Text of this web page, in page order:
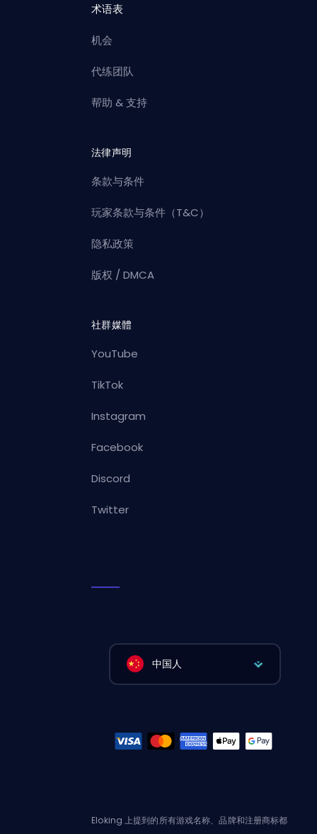
术语表
机会
代练团队
帮助 & 支持
法律声明
条款与条件
玩家条款与条件（T&C）
隐私政策
版权 / DMCA
社群媒體
YouTube
TikTok
Instagram
Facebook
Discord
Twitter
中国人
Eloking 上提到的所有游戏名称、品牌和注册商标都